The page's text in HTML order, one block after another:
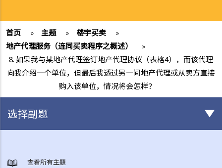
首页 » 主题 » 楼宇买卖
»
地产代理服务（连同买卖程序之概述）
»
8. 如果我与某地产代理签订地产代理协议（表格4），而该代理
向我介绍一个单位，但最后我透过另一间地产代理或从卖方直接
购入该单位，情况将会怎样？
选择副题
1. 我在一幢多层大厦内拥有一个单位，我是否持有政府租契？
查看所有主題